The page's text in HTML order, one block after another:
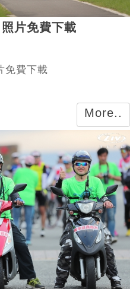
片免費下載
免費下載
More..